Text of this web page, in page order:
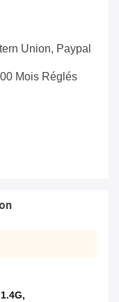
Union, Paypal
Mois Réglés
,